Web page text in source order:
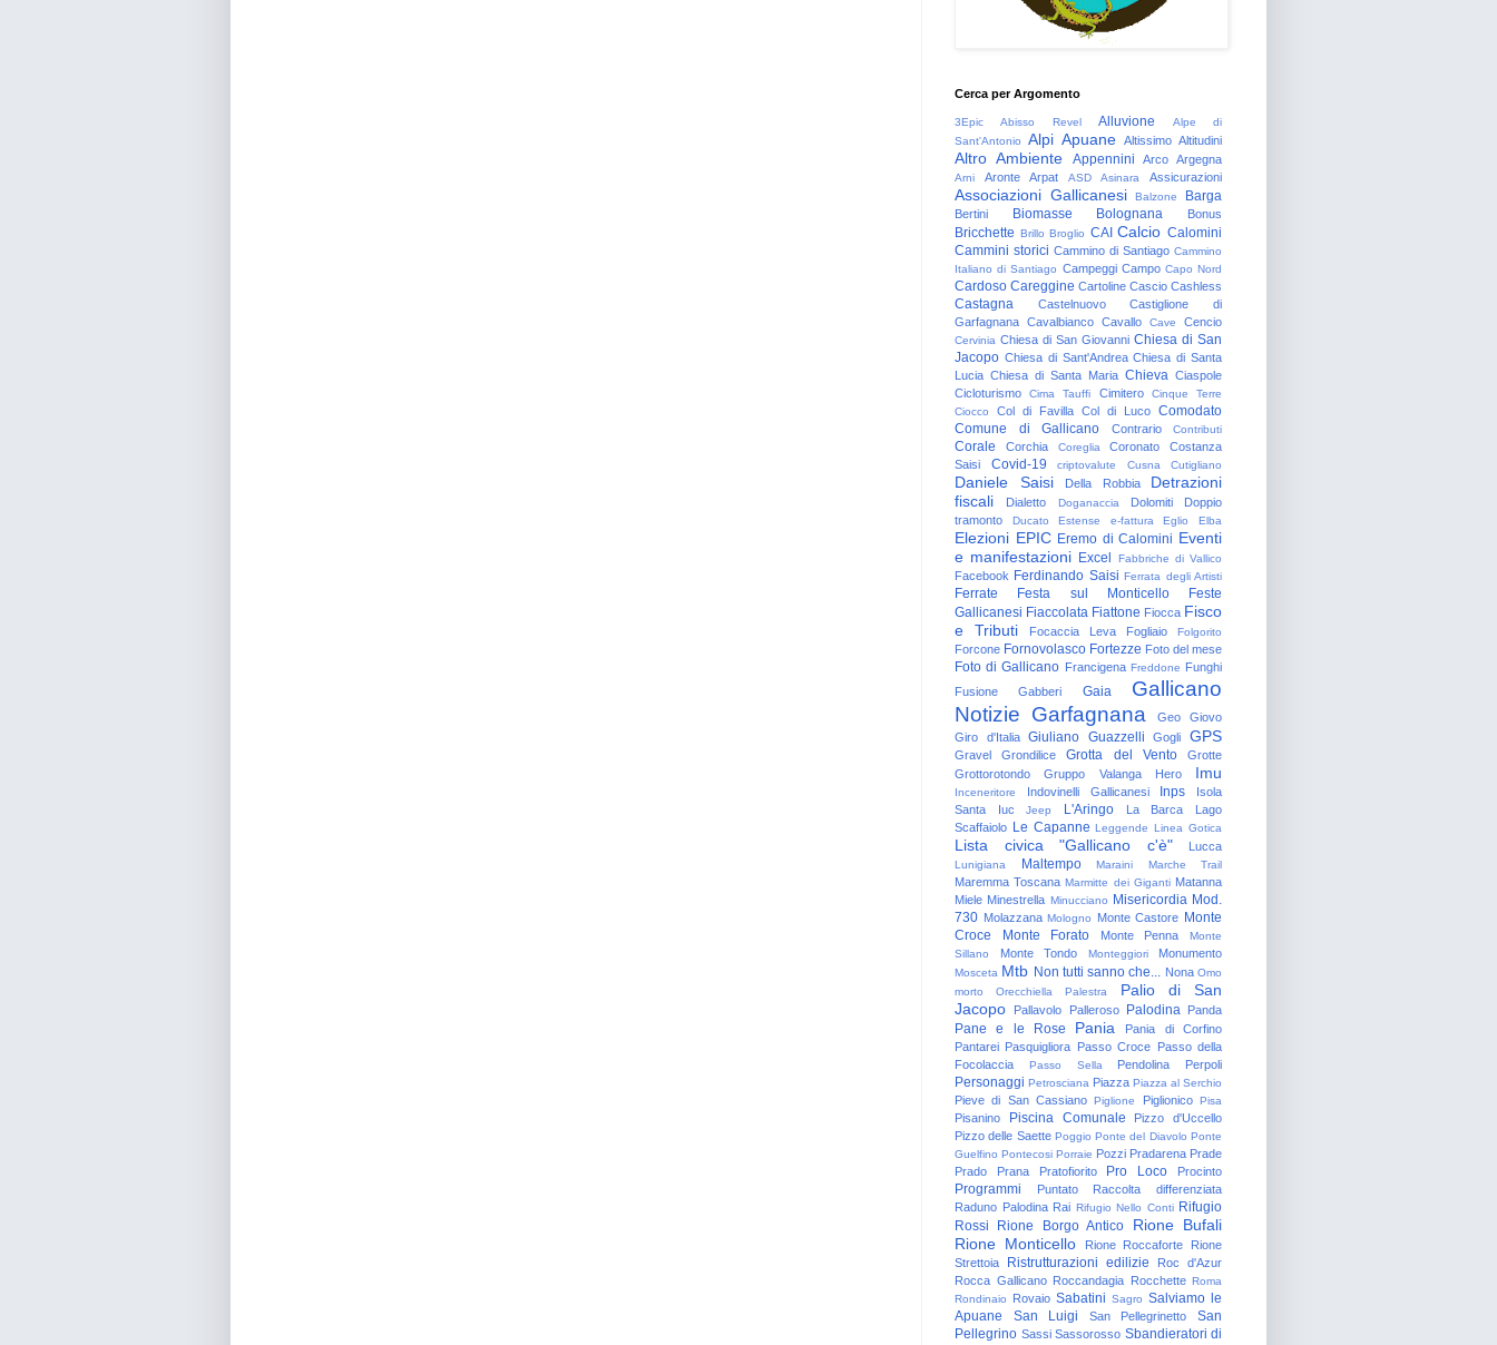
Cerca per Argomento
3Epic Abisso Revel Alluvione
Alpe di
Sant'Antonio
Alpi Apuane Altissimo Altitudini
Altro Ambiente Appennini Arco Argegna
Arni Aronte Arpat ASD Asinara Assicurazioni
Associazioni Gallicanesi Balzone Barga
Bertini Biomasse Bolognana Bonus
Bricchette Brillo Broglio CAI Calcio Calomini
Cammini storici Cammino di Santiago Cammino
Italiano di Santiago Campeggi Campo Capo Nord
Cardoso Careggine Cartoline Cascio Cashless
Castagna Castelnuovo
Castiglione di
Garfagnana Cavalbianco Cavallo Cave Cencio
Cervinia Chiesa di San Giovanni Chiesa di San
Jacopo Chiesa di Sant'Andrea Chiesa di Santa
Lucia Chiesa di Santa Maria Chieva Ciaspole
Cicloturismo
Cima Tauffi Cimitero
Cinque Terre
Ciocco
Col di Favilla Col di Luco Comodato
Comune di Gallicano
Contrario Contributi
Corale Corchia Coreglia Coronato
Costanza
Saisi
Covid-19 criptovalute Cusna Cutigliano
Daniele Saisi Della Robbia
Detrazioni
fiscali
Dialetto Doganaccia Dolomiti
Doppio
tramonto
Ducato Estense e-fattura Eglio Elba
Elezioni EPIC Eremo di Calomini Eventi
e manifestazioni Excel Fabbriche di Vallico
Facebook Ferdinando Saisi Ferrata degli Artisti
Ferrate Festa sul Monticello
Feste
Gallicanesi Fiaccolata Fiattone Fiocca Fisco
e Tributi
Focaccia Leva Fogliaio Folgorito
Forcone Fornovolasco Fortezze Foto del mese
Foto di Gallicano Francigena Freddone Funghi
Fusione
Gabberi Gaia
Gallicano
Notizie Garfagnana Geo
Giovo
Giro d'Italia
Giuliano Guazzelli Gogli GPS
Gravel Grondilice Grotta del Vento
Grotte
Grottorotondo
Gruppo Valanga Hero Imu
Inceneritore Indovinelli Gallicanesi Inps
Isola
Santa
Iuc Jeep L'Aringo La Barca
Lago
Scaffaiolo Le Capanne Leggende Linea Gotica
Lista civica "Gallicano c'è" Lucca
Lunigiana Maltempo Maraini Marche Trail
Maremma Toscana Marmitte dei Giganti Matanna
Miele Minestrella Minucciano Misericordia Mod.
730 Molazzana Mologno Monte Castore Monte
Croce
Monte Forato Monte Penna
Monte
Sillano
Monte Tondo Monteggiori Monumento
Mosceta Mtb Non tutti sanno che... Nona Omo
morto
Orecchiella Palestra
Palio di San
Jacopo
Pallavolo Palleroso Palodina Panda
Pane e le Rose Pania
Pania di Corfino
Pantarei Pasquigliora Passo Croce Passo della
Focolaccia
Passo Sella Pendolina Perpoli
Personaggi Petrosciana Piazza Piazza al Serchio
Pieve di San Cassiano Piglione Piglionico Pisa
Pisanino Piscina Comunale
Pizzo d'Uccello
Pizzo delle Saette Poggio Ponte del Diavolo Ponte
Guelfino Pontecosi Porraie Pozzi Pradarena Prade
Prado
Prana Pratofiorito Pro Loco Procinto
Programmi Puntato
Raccolta differenziata
Raduno Palodina Rai Rifugio Nello Conti Rifugio
Rossi
Rione Borgo Antico
Rione Bufali
Rione Monticello
Rione Roccaforte
Rione
Strettoia
Ristrutturazioni edilizie
Roc d'Azur
Rocca Gallicano Roccandagia Rocchette Roma
Rondinaio
Rovaio Sabatini Sagro Salviamo le
Apuane
San Luigi San Pellegrinetto
San
Pellegrino Sassi Sassorosso Sbandieratori di